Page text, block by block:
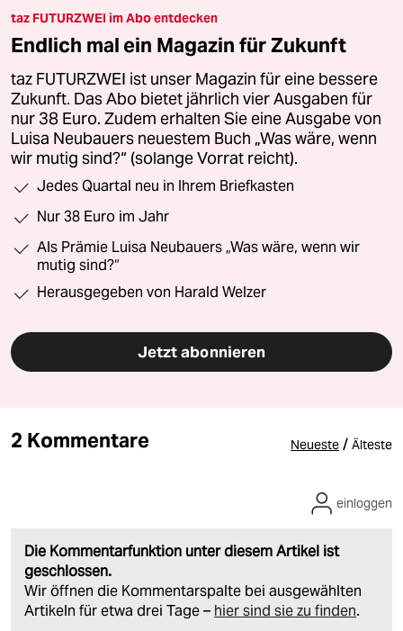
taz FUTURZWEI im Abo entdecken
Endlich mal ein Magazin für Zukunft
taz FUTURZWEI ist unser Magazin für eine bessere
Zukunft. Das Abo bietet jährlich vier Ausgaben für
nur 38 Euro. Zudem erhalten Sie eine Ausgabe von
Luisa Neubauers neuestem Buch „Was wäre, wenn
wir mutig sind?“ (solange Vorrat reicht).
Jedes Quartal neu in Ihrem Briefkasten
Nur 38 Euro im Jahr
Als Prämie Luisa Neubauers „Was wäre, wenn wir
mutig sind?“
Herausgegeben von Harald Welzer
Jetzt abonnieren
2 Kommentare Neueste / Älteste
Die Kommentarfunktion unter diesem Artikel ist
geschlossen.
Wir öffnen die Kommentarspalte bei ausgewählten
Artikeln für etwa drei Tage – hier sind sie zu finden.
einloggen